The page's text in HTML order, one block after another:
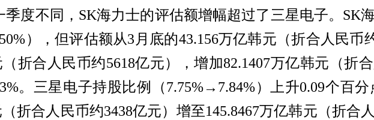
季度不同，SK海力士的评估额增幅超过了三星电子。SK
），但评估额从3月底的43.156万亿韩元（折合人民币
折合人民币约5618亿元），增加82.1407万亿韩元（折
。三星电子持股比例（7.75%→7.84%）上升0.09个百
折合人民币约3438亿元）增至145.8467万亿韩元（折合